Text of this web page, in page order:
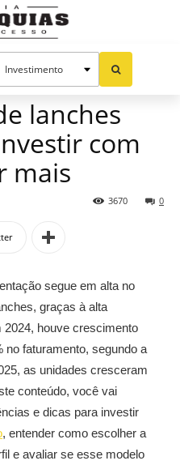
lanches
com
mais
0
3670
segue em alta no
graças à alta
houve crescimento
no faturamento, segundo a
as unidades cresceram
conteúdo, você vai
e dicas para investir
, entender como escolher a
e avaliar se esse modelo